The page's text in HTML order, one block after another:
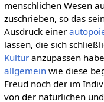
menschlichen Wesen
zuschrieben, so das
Ausdruck einer
lassen, die sich
Kulturanzupassen
allgemeinwie diese
Freud noch der im
von der natürlichen